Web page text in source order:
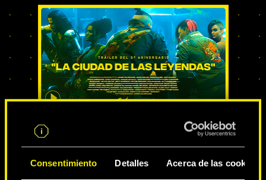
Consentimiento Detalles Acerca de las cookies